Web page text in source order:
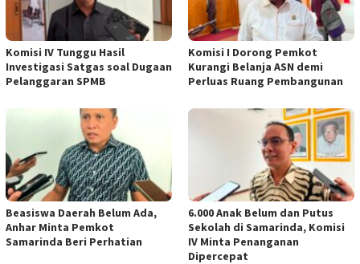
Komisi IV Tunggu Hasil
Investigasi Satgas soal Dugaan
Pelanggaran SPMB
Komisi I Dorong Pemkot
Kurangi Belanja ASN demi
Perluas Ruang Pembangunan
Beasiswa Daerah Belum Ada,
Anhar Minta Pemkot
Samarinda Beri Perhatian
6.000 Anak Belum dan Putus
Sekolah di Samarinda, Komisi
IV Minta Penanganan
Dipercepat